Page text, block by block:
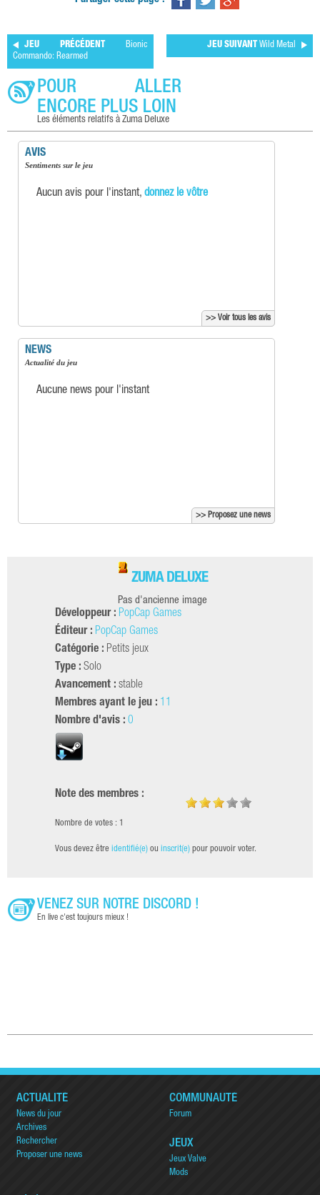
JEU PRÉCÉDENT Bionic
Commando: Rearmed
JEU SUIVANT Wild Metal
POUR ALLER
ENCORE PLUS LOIN
Les éléments relatifs à Zuma Deluxe
AVIS
Sentiments sur le jeu
Aucun avis pour l'instant, donnez le vôtre
>> Voir tous les avis
NEWS
Actualité du jeu
Aucune news pour l'instant
>> Proposez une news
ZUMA DELUXE
Pas d'ancienne image
Développeur : PopCap Games
Éditeur : PopCap Games
Catégorie : Petits jeux
Type : Solo
Avancement : stable
Membres ayant le jeu : 11
Nombre d'avis : 0
Note des membres :
Nombre de votes : 1
Vous devez être identifié(e) ou inscrit(e) pour pouvoir voter.
VENEZ SUR NOTRE DISCORD !
En live c'est toujours mieux !
ACTUALITÉ
News du jour
Archives
Rechercher
Proposer une news
COMMUNAUTÉ
Forum
JEUX
Jeux Valve
Mods